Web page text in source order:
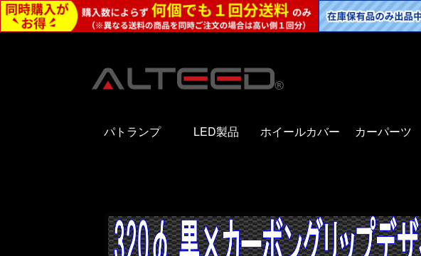
パトランプ LED製品 ホイールカバー カーパーツ